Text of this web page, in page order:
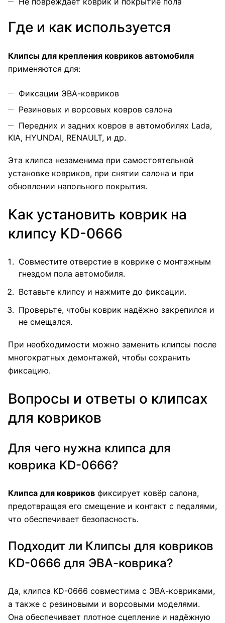
Где и как используется
Клипсы для крепления ковриков автомобиля
применяются для:
Фиксации ЭВА-ковриков
Резиновых и ворсовых ковров салона
Передних и задних ковров в автомобилях Lada,
KIA, HYUNDAI, RENAULT, и др.
Эта клипса незаменима при самостоятельной
установке ковриков, при снятии салона и при
обновлении напольного покрытия.
Как установить коврик на
клипсу KD-0666
Совместите отверстие в коврике с монтажным
гнездом пола автомобиля.
Вставьте клипсу и нажмите до фиксации.
Проверьте, чтобы коврик надёжно закрепился и
не смещался.
При необходимости можно заменить клипсы после
многократных демонтажей, чтобы сохранить
фиксацию.
Вопросы и ответы о клипсах
для ковриков
Для чего нужна клипса для
коврика KD-0666?
Клипса для ковриков фиксирует ковёр салона,
предотвращая его смещение и контакт с педалями,
что обеспечивает безопасность.
Подходит ли Клипсы для ковриков
KD-0666 для ЭВА-коврика?
Да, клипса KD-0666 совместима с ЭВА-ковриками,
а также с резиновыми и ворсовыми моделями.
Она обеспечивает плотное сцепление и надёжную